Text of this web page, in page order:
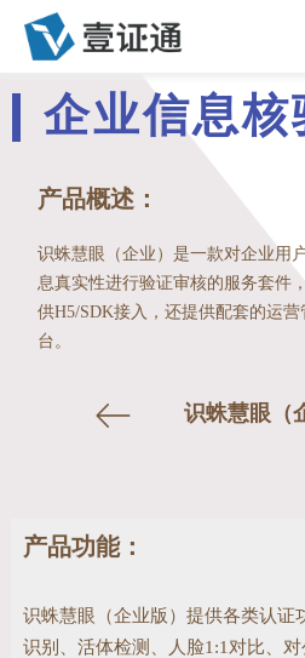
企业信息核
产品概述：
识蛛慧眼（企业）是一款对企业用
息真实性进行验证审核的服务套件
供H5/SDK接入，还提供配套的运营
台。
识蛛慧眼（
产品功能：
识蛛慧眼（企业版）提供各类认证
识别、活体检测、人脸1:1对比、